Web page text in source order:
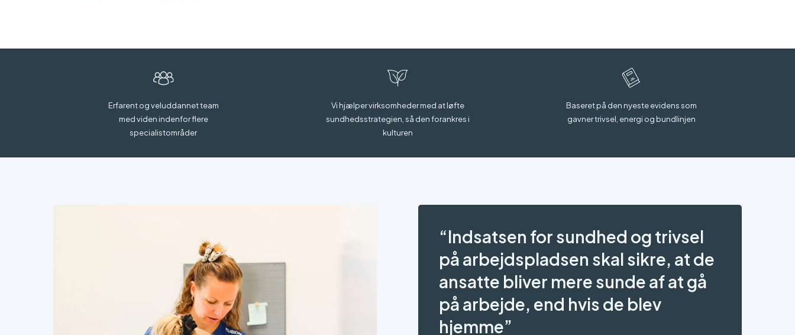
Erfarent og veluddannet team
med viden indenfor flere
specialistområder
Vi hjælper virksomheder med at løfte
sundhedsstrategien, så den forankres i
kulturen
Baseret på den nyeste evidens som
gavner trivsel, energi og bundlinjen
“Indsatsen for sundhed og trivsel
på arbejdspladsen skal sikre, at de
ansatte bliver mere sunde af at gå
på arbejde, end hvis de blev
hjemme”